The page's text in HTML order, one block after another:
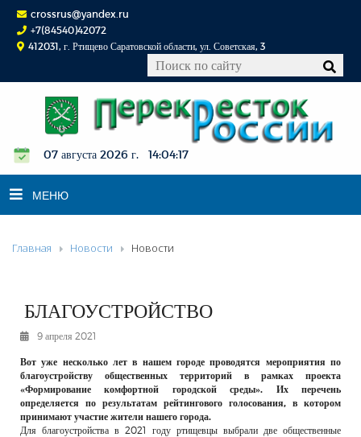
crossrus@yandex.ru
+7(84540)42072
412031, г. Ртищево Саратовской области, ул. Советская, 3
07 августа 2026 г. 14:04:17
МЕНЮ
НОВОСТИ
К СВЕДЕНИЮ
РЕКЛАМОДАТЕЛЯМ
ОБЪЯВЛЕНИЯ
КОНТАКТЫ
Главная Новости Новости
БЛАГОУСТРОЙСТВО
9 апреля 2021
Вот уже несколько лет в нашем городе проводятся мероприятия по
благоустройству общественных территорий в рамках проекта
«Формирование комфортной городской среды». Их перечень
определяется по результатам рейтингового голосования, в котором
принимают участие жители нашего города.
Для благоустройства в 2021 году ртищевцы выбрали две общественные